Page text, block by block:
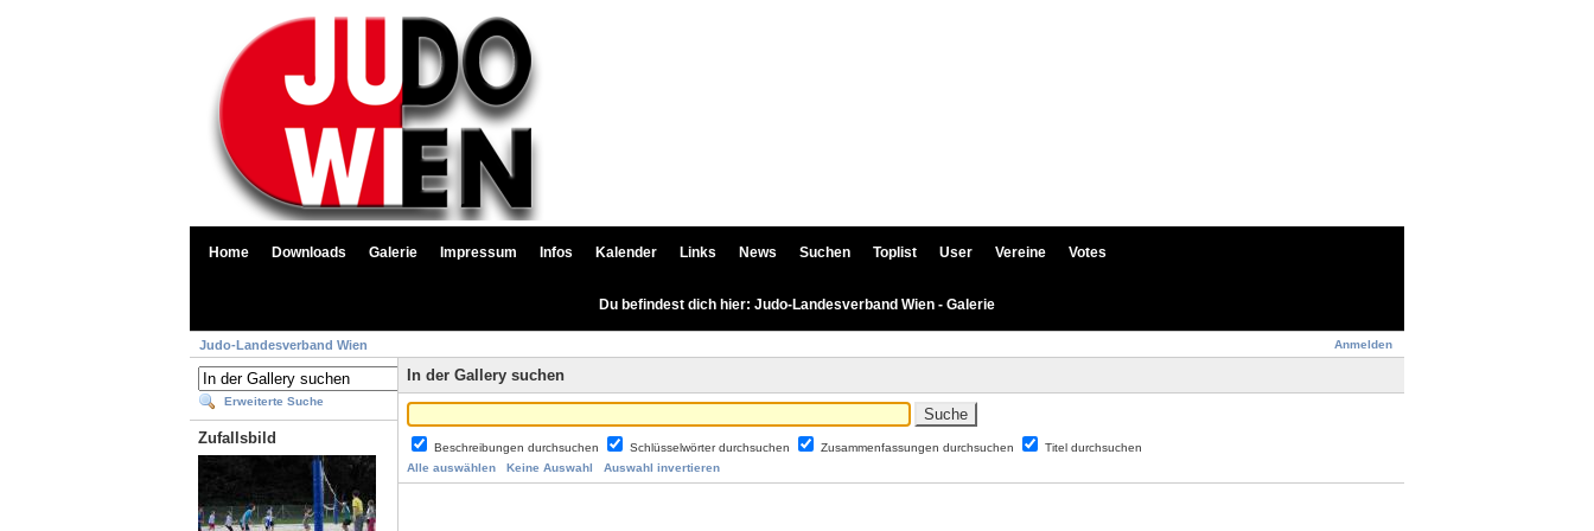
Home Downloads Galerie Impressum Infos Kalender Links News Suchen Toplist User Vereine Votes
Du befindest dich hier: Judo-Landesverband Wien - Galerie
Anmelden
Judo-Landesverband Wien
Erweiterte Suche
Zufallsbild
In der Gallery suchen
Beschreibungen durchsuchen Schlüsselwörter durchsuchen Zusammenfassungen durchsuchen
Titel durchsuchen
Alle auswählen
Keine Auswahl Auswahl invertieren